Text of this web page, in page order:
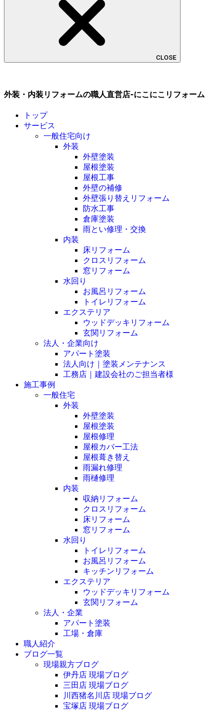
CLOSE
外装・内装リフォームの職人直営店-にこにこリフォーム
トップ
サービス
一般住宅向け
外装
外壁塗装
屋根塗装
屋根工事
外壁の補修
外壁張り替えリフォーム
防水工事
倉庫塗装
雨とい修理・交換
内装
床リフォーム
クロスリフォーム
窓リフォーム
水回り
お風呂リフォーム
トイレリフォーム
エクステリア
ウッドデッキリフォーム
玄関リフォーム
法人・企業向け
アパート塗装
法人向け｜塗装メンテナンス
工務店｜建設会社のご担当者様
施工事例
一般住宅
外装
外壁塗装
屋根塗装
屋根修理
屋根カバー工法
屋根葺き替え
雨漏れ修理
雨樋修理
内装
収納リフォーム
クロスリフォーム
床リフォーム
窓リフォーム
水回り
トイレリフォーム
お風呂リフォーム
キッチンリフォーム
エクステリア
ウッドデッキリフォーム
玄関リフォーム
法人・企業
アパート塗装
工場・倉庫
職人紹介
ブログ一覧
現場親方ブログ
伊丹店 現場ブログ
三田店 現場ブログ
川西猪名川店 現場ブログ
宝塚店 現場ブログ